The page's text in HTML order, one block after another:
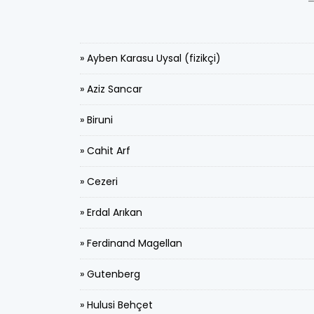
» Ayben Karasu Uysal (fizikçi)
» Aziz Sancar
» Biruni
» Cahit Arf
» Cezeri
» Erdal Arıkan
» Ferdinand Magellan
» Gutenberg
» Hulusi Behçet